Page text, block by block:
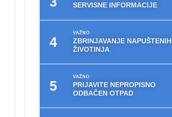
SERVISNE INFORMACIJE
VAŽNO
ZBRINJAVANJE NAPUŠTENIH
ŽIVOTINJA
VAŽNO
PRIJAVITE NEPROPISNO
ODBAČEN OTPAD